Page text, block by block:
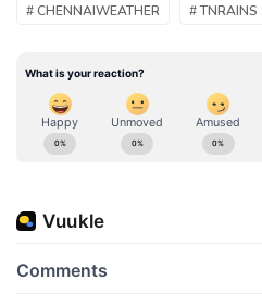
# CHENNAIWEATHER
# TNRAINS